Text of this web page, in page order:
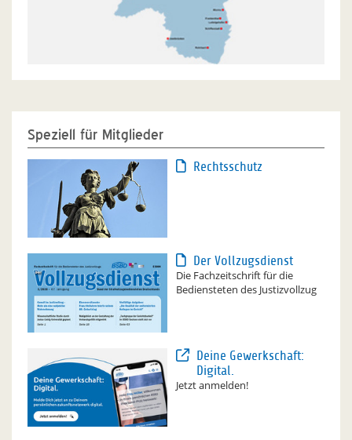
Speziell für Mitglieder
Rechtsschutz
Der Vollzugsdienst
Die Fachzeitschrift für die
Bediensteten des Justizvollzug
Deine Gewerkschaft:
Digital.
Jetzt anmelden!